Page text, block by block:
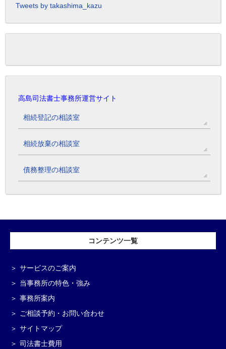
Tweets by takashima_kazu
高島司法書士事務所運営サイト
相続登記の相談室
相続放棄の相談室
債務整理の相談室
コンテンツ一覧
サービスのご案内
当事務所の特色・強み
事務所案内
ご相談予約・お問い合わせ
サイトマップ
司法書士費用